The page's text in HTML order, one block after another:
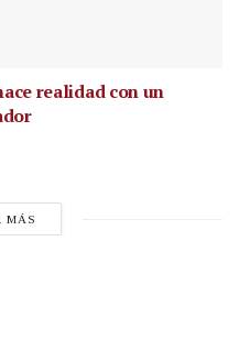
realidad con un
MÁS